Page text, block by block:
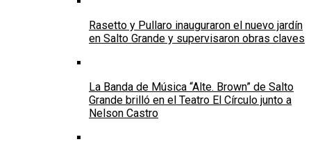
Rasetto y Pullaro inauguraron el nuevo jardín
en Salto Grande y supervisaron obras claves
La Banda de Música “Alte. Brown” de Salto
Grande brilló en el Teatro El Círculo junto a
Nelson Castro